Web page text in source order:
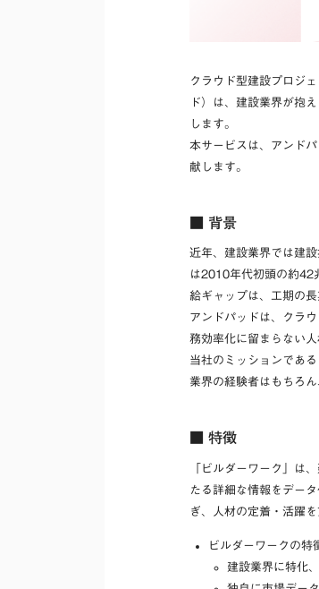
クラウド型建設プロジ
ド）は、建設業界が抱
します。
本サービスは、アンド
献します。
■ 背景
近年、建設業界では建
は2010年代初頭の約42
給ギャップは、工期の
アンドパッドは、クラ
務効率化に留まらない人
当社のミッションであ
業界の経験者はもちろ
■ 特徴
「ビルダーワーク」は
たる詳細な情報をデー
ぎ、人材の定着・活躍を
ビルダーワークの特
建設業界に特化